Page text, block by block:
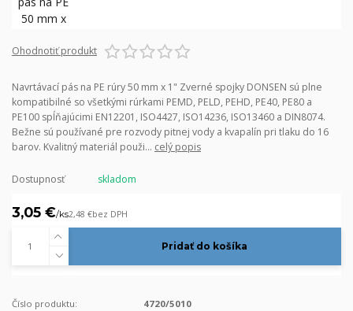
Ohodnotiť produkt
Navrtávací pás na PE rúry 50 mm x 1" Zverné spojky DONSEN sú plne
kompatibilné so všetkými rúrkami PEMD, PELD, PEHD, PE40, PE80 a
PE100 spĺňajúcimi EN12201, ISO4427, ISO14236, ISO13460 a DIN8074.
Bežne sú používané pre rozvody pitnej vody a kvapalín pri tlaku do 16
barov. Kvalitný materiál použi... celý popis
Dostupnosť skladom
3,05 €/ks2,48 €bez DPH
Pridať do košíka
Číslo produktu:
4720/5010